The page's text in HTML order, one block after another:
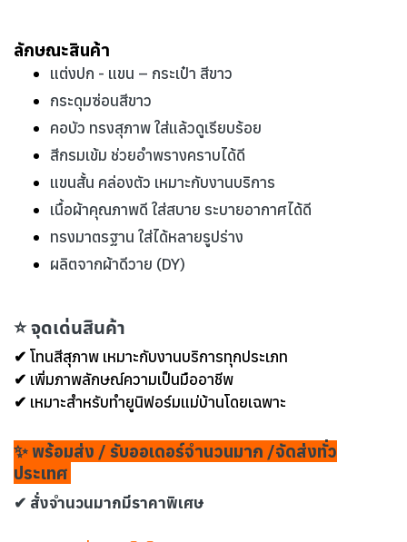
ลักษณะสินค้า
แต่งปก - แขน – กระเป๋า สีขาว
กระดุมซ่อนสีขาว
คอบัว ทรงสุภาพ ใส่แล้วดูเรียบร้อย
สีกรมเข้ม ช่วยอำพรางคราบได้ดี
แขนสั้น คล่องตัว เหมาะกับงานบริการ
เนื้อผ้าคุณภาพดี ใส่สบาย ระบายอากาศได้ดี
ทรงมาตรฐาน ใส่ได้หลายรูปร่าง
ผลิตจากผ้าดีวาย (DY)
⭐ จุดเด่นสินค้า
✔ โทนสีสุภาพ เหมาะกับงานบริการทุกประเภท
✔ เพิ่มภาพลักษณ์ความเป็นมืออาชีพ
✔ เหมาะสำหรับทำยูนิฟอร์มแม่บ้านโดยเฉพาะ
✨ พร้อมส่ง / รับออเดอร์จำนวนมาก /จัดส่งทั่ว
ประเทศ
✔ สั่งจำนวนมากมีราคาพิเศษ